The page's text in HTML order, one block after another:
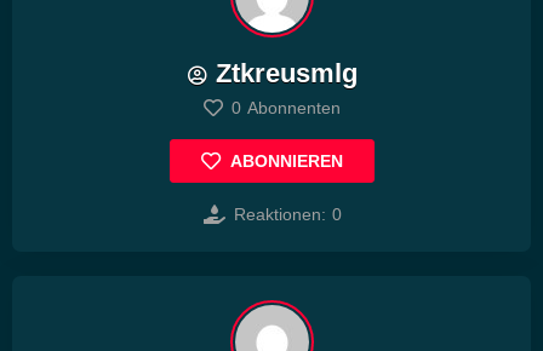
Ztkreusmlg
0 Abonnenten
ABONNIEREN
Reaktionen: 0